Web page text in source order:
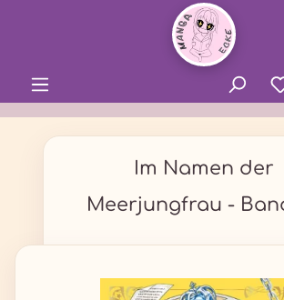
Im Namen der
Meerjungfrau -
Bildergalerie überspringen